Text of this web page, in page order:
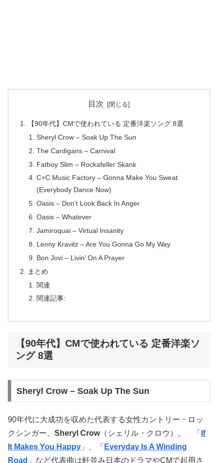
目次
【90年代】CMで使われている 定番洋楽ソング 8選
Sheryl Crow – Soak Up The Sun
The Cardigans – Carnival
Fatboy Slim – Rockafeller Skank
C+C Music Factory – Gonna Make You Sweat
(Everybody Dance Now)
Oasis – Don’t Look Back In Anger
Oasis – Whatever
Jamiroquai – Virtual Insanity
Lenny Kravitz – Are You Gonna Go My Way
Bon Jovi – Livin’ On A Prayer
まとめ
関連
関連記事:
【90年代】CMで使われている 定番洋楽ソ
ング 8選
Sheryl Crow – Soak Up The Sun
90年代に大成功を収めた代表する女性カントリー・ロッ
クシンガー、 Sheryl Crow（シェリル・クロウ）。 「 If
It Makes You Happy 」、「 Everyday Is A Winding
Road 」など代表曲は軒並み日本のドラマやCMで起用さ